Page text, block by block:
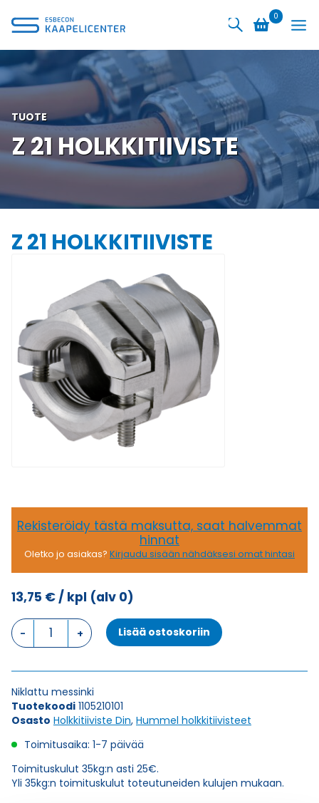
sisältöön
0
TUOTE
Z 21 HOLKKITIIVISTE
Z 21 HOLKKITIIVISTE
Rekisteröidy tästä maksutta, saat halvemmat
hinnat
Oletko jo asiakas? Kirjaudu sisään nähdäksesi omat hintasi
13,75 €/ kpl (alv 0)
määrä
Lisää ostoskoriin
Niklattu messinki
Tuotekoodi 1105210101
Osasto Holkkitiiviste Din, Hummel holkkitiivisteet
Toimitusaika: 1-7 päivää
Toimituskulut 35kg:n asti 25€.
Yli 35kg:n toimituskulut toteutuneiden kulujen mukaan.